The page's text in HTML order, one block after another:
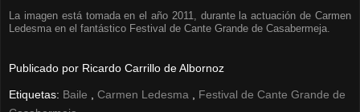
La imagen está tomada en el año 2011, durante la actuación de Carmen
Ledesma en el fantástico Festival de Cante Grande de Casabermeja.
Publicado por Ricardo Carrillo de Albornoz
Etiquetas: Baile Carmen Ledesma
Festival de Cante Grande de